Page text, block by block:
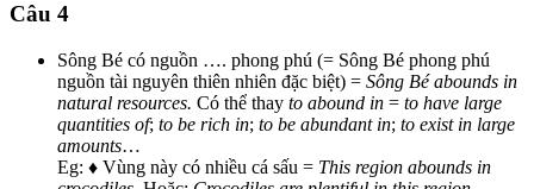
Câu 4
Sông Bé có nguồn …. phong phú (= Sông Bé phong phú
nguồn tài nguyên thiên nhiên đặc biệt) = Sông Bé abounds in
natural resources. Có thể thay to abound in = to have large
quantities of; to be rich in; to be abundant in; to exist in large
amounts…
Eg: ♦ Vùng này có nhiều cá sấu = This region abounds in